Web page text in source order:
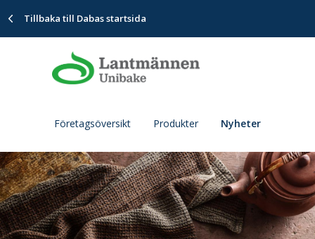
Tillbaka till Dabas startsida
Företagsöversikt Produkter Nyheter